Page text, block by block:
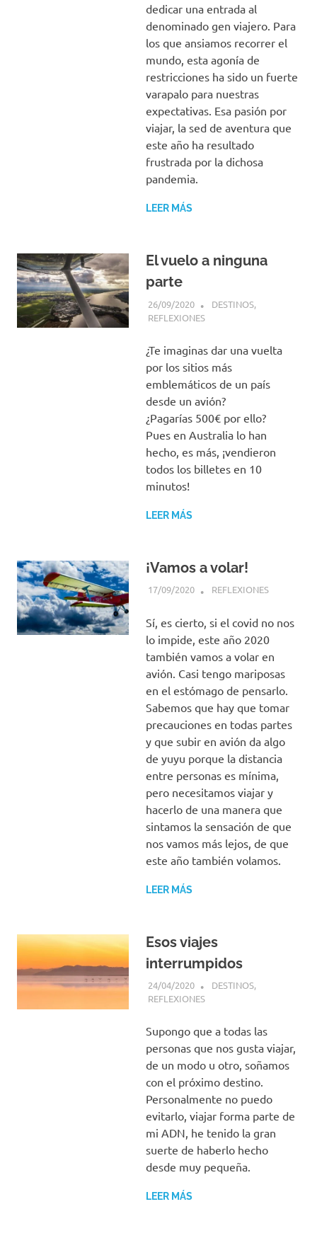
dedicar una entrada al
denominado gen viajero. Para
los que ansiamos recorrer el
mundo, esta agonía de
restricciones ha sido un fuerte
varapalo para nuestras
expectativas. Esa pasión por
viajar, la sed de aventura que
este año ha resultado
frustrada por la dichosa
pandemia.
LEER MÁS
El vuelo a ninguna
parte
26/09/2020 PIENSO, LUEGO VIAJO
DESTINOS,
REFLEXIONES
¿Te imaginas dar una vuelta
por los sitios más
emblemáticos de un país
desde un avión?
¿Pagarías 500€ por ello?
Pues en Australia lo han
hecho, es más, ¡vendieron
todos los billetes en 10
minutos!
LEER MÁS
¡Vamos a volar!
17/09/2020 PIENSO, LUEGO VIAJO
REFLEXIONES
Sí, es cierto, si el covid no nos
lo impide, este año 2020
también vamos a volar en
avión. Casi tengo mariposas
en el estómago de pensarlo.
Sabemos que hay que tomar
precauciones en todas partes
y que subir en avión da algo
de yuyu porque la distancia
entre personas es mínima,
pero necesitamos viajar y
hacerlo de una manera que
sintamos la sensación de que
nos vamos más lejos, de que
este año también volamos.
LEER MÁS
Esos viajes
interrumpidos
24/04/2020 PIENSO, LUEGO VIAJO
DESTINOS,
REFLEXIONES
Supongo que a todas las
personas que nos gusta viajar,
de un modo u otro, soñamos
con el próximo destino.
Personalmente no puedo
evitarlo, viajar forma parte de
mi ADN, he tenido la gran
suerte de haberlo hecho
desde muy pequeña.
LEER MÁS